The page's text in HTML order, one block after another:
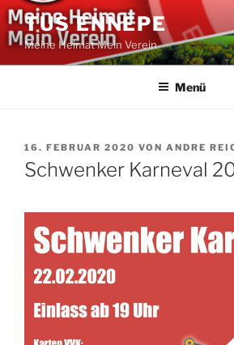
Zum
Inhalt
springen
TUS ENNEPE
Meine Heimat Mein Verein
Menü
VERÖFFENTLICHT
AM
16. FEBRUAR 2020 VON ANDRE
Schwenker Karneval